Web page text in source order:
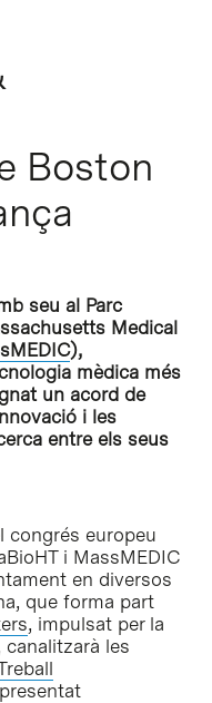
Boston
seu al Parc
Medical
),
mèdica més
un acord de
i les
entre els seus
congrés europeu
i MassMEDIC
en diversos
que forma part
, impulsat per la
canalitzarà les